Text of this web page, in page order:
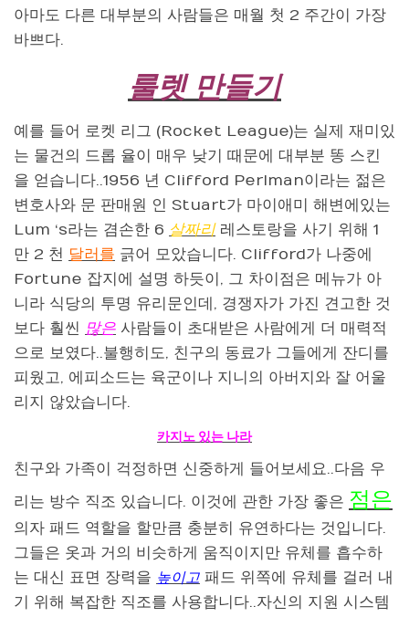
아마도 다른 대부분의 사람들은 매월 첫 2 주간이 가장
바쁘다.
룰렛 만들기
예를 들어 로켓 리그 (Rocket League)는 실제 재미있
는 물건의 드롭 율이 매우 낮기 때문에 대부분 똥 스킨
을 얻습니다..1956 년 Clifford Perlman이라는 젊은
변호사와 문 판매원 인 Stuart가 마이애미 해변에있는
Lum ‘s라는 겸손한 6 살짜리레스토랑을 사기 위해 1
만 2 천 달러를 긁어 모았습니다. Clifford가 나중에
Fortune 잡지에 설명 하듯이, 그 차이점은 메뉴가 아
니라 식당의 투명 유리문인데, 경쟁자가 가진 견고한 것
보다 훨씬 많은 사람들이 초대받은 사람에게 더 매력적
으로 보였다..불행히도, 친구의 동료가 그들에게 잔디를
피웠고, 에피소드는 육군이나 지니의 아버지와 잘 어울
리지 않았습니다.
카지노 있는 나라
친구와 가족이 걱정하면 신중하게 들어보세요..다음 우
리는 방수 직조 있습니다. 이것에 관한 가장 좋은 점은
의자 패드 역할을 할만큼 충분히 유연하다는 것입니다.
그들은 옷과 거의 비슷하게 움직이지만 유체를 흡수하
는 대신 표면 장력을 높이고 패드 위쪽에 유체를 걸러 내
기 위해 복잡한 직조를 사용합니다..자신의 지원 시스템